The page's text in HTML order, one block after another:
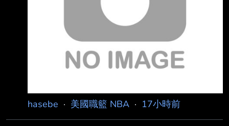
的， 我們在他 19 歲時就選了他進來。 現在他
更成熟了， 有乖乖吃
hasebe · 美國職籃 NBA · 17小時前